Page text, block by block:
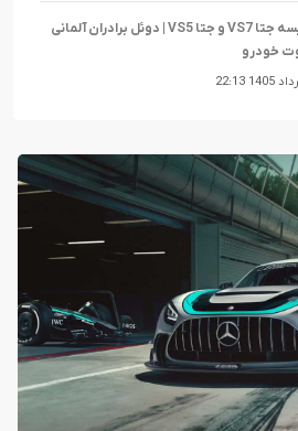
مقایسه جتا VS7 و جتا VS5 | دوئل برادران آلمانی
خودرو